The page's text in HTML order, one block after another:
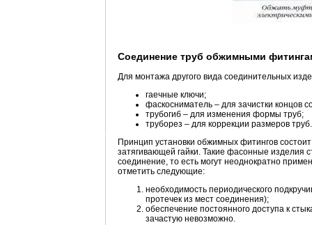
Соединение труб обжимными
Для монтажа другого вида соединительных
гаечные ключи;
фаскосниматель – для зачистки концов
трубогиб – для изменения формы труб;
труборез – для коррекции размеров труб.
Принцип установки обжимных фитингов
затягивающей гайки. Такие фасонные изделия
соединение, то есть могут неоднократно
отметить следующие:
необходимость периодического
протечек из мест соединения);
обеспечение постоянного доступа к
зачастую невозможно.